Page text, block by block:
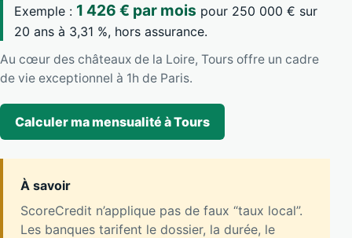
Exemple : 1 426 € par mois pour 250 000 € sur
20 ans à 3,31 %, hors assurance.
Au cœur des châteaux de la Loire, Tours offre un cadre
de vie exceptionnel à 1h de Paris.
Calculer ma mensualité à Tours
À savoir
ScoreCredit n’applique pas de faux “taux local”.
Les banques tarifent le dossier, la durée, le